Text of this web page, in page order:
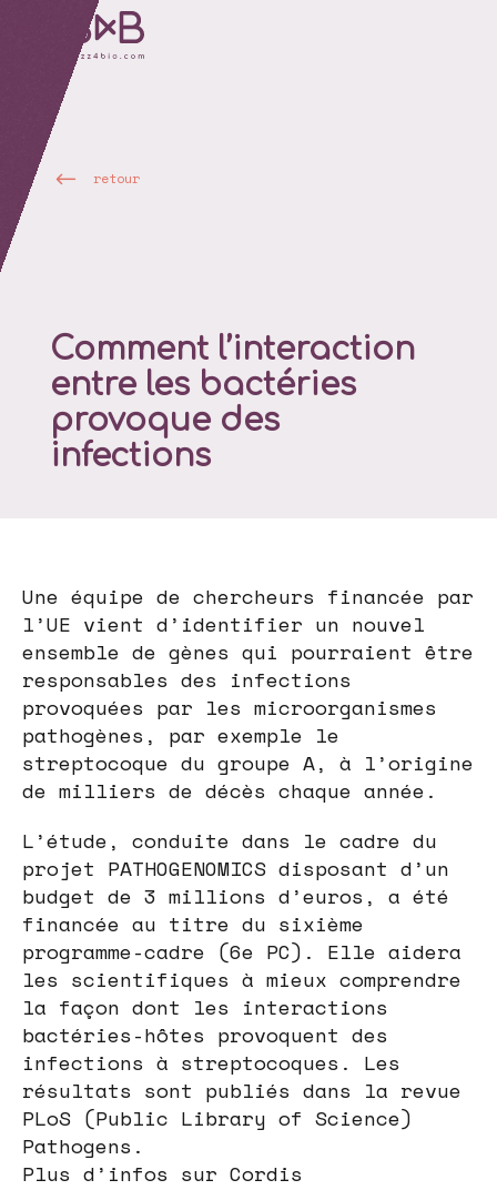
retour
Comment l’interaction
entre les bactéries
provoque des
infections
Une équipe de chercheurs financée par
l’UE vient d’identifier un nouvel
ensemble de gènes qui pourraient être
responsables des infections
provoquées par les microorganismes
pathogènes, par exemple le
streptocoque du groupe A, à l’origine
de milliers de décès chaque année.
L’étude, conduite dans le cadre du
projet PATHOGENOMICS disposant d’un
budget de 3 millions d’euros, a été
financée au titre du sixième
programme-cadre (6e PC). Elle aidera
les scientifiques à mieux comprendre
la façon dont les interactions
bactéries-hôtes provoquent des
infections à streptocoques. Les
résultats sont publiés dans la revue
PLoS (Public Library of Science)
Pathogens.
Plus d’infos sur Cordis